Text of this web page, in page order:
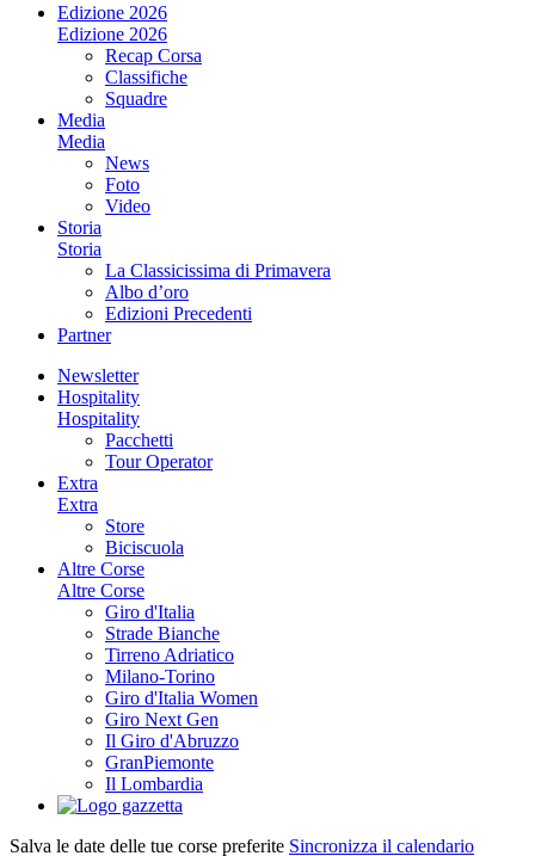
Edizione 2026
Edizione 2026
Recap Corsa
Classifiche
Squadre
Media
Media
News
Foto
Video
Storia
Storia
La Classicissima di Primavera
Albo d’oro
Edizioni Precedenti
Partner
Newsletter
Hospitality
Hospitality
Pacchetti
Tour Operator
Extra
Extra
Store
Biciscuola
Altre Corse
Altre Corse
Giro d'Italia
Strade Bianche
Tirreno Adriatico
Milano-Torino
Giro d'Italia Women
Giro Next Gen
Il Giro d'Abruzzo
GranPiemonte
Il Lombardia
Salva le date delle tue corse preferite Sincronizza il calendario